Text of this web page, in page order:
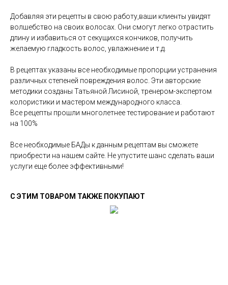
Добавляя эти рецепты в свою работу,ваши клиенты увидят
волшебство на своих волосах. Они смогут легко отрастить
длину и избавиться от секущихся кончиков, получить
желаемую гладкость волос, увлажнение и т.д.
В рецептах указаны все необходимые пропорции устранения
различных степеней повреждения волос. Эти авторские
методики созданы Татьяной Лисиной, тренером-экспертом
колористики и мастером международного класса.
Все рецепты прошли многолетнее тестирование и работают
на 100%
Все необходимые БАДы к данным рецептам вы сможете
приобрести на нашем сайте. Не упустите шанс сделать ваши
услуги еще более эффективными!
С ЭТИМ ТОВАРОМ ТАКЖЕ ПОКУПАЮТ